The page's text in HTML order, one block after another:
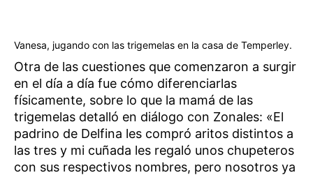
Vanesa, jugando con las trigemelas en la casa de Temperley.
Otra de las cuestiones que comenzaron a surgir
en el día a día fue cómo diferenciarlas
físicamente, sobre lo que la mamá de las
trigemelas detalló en diálogo con Zonales: «El
padrino de Delfina les compró aritos distintos a
las tres y mi cuñada les regaló unos chupeteros
con sus respectivos nombres, pero nosotros ya